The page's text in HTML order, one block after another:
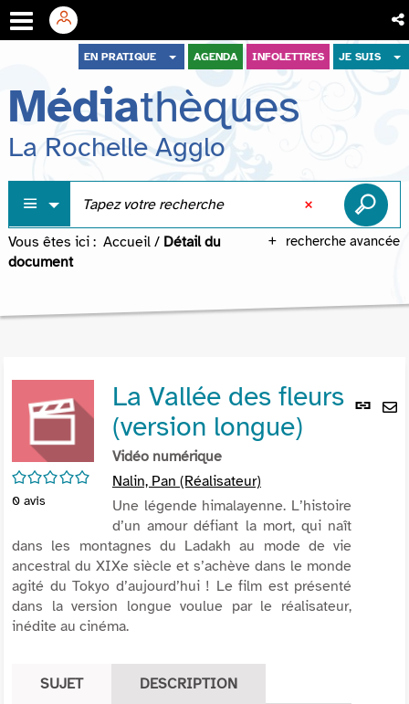
menu
contenu
recherche
EN PRATIQUE AGENDA INFOLETTRES JE SUIS
Médiathèques
La Rochelle Agglo
recherche avancée
Vous êtes ici : Accueil / Détail du
document
Lien
/5
0 avis
La Vallée des fleurs
(version longue)
Vidéo numérique
Nalin, Pan (Réalisateur)
Une légende himalayenne. L’histoire
d’un amour défiant la mort, qui naît
dans les montagnes du Ladakh au mode de vie
ancestral du XIXe siècle et s’achève dans le monde
agité du Tokyo d’aujourd’hui ! Le film est présenté
dans la version longue voulue par le réalisateur,
inédite au cinéma.
SUJET DESCRIPTION